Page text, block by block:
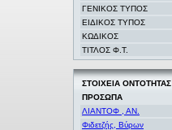
ΓΕΝΙΚΟΣ ΤΥΠΟΣ
ΕΙΔΙΚΟΣ ΤΥΠΟΣ
ΚΩΔΙΚΟΣ
ΤΙΤΛΟΣ Φ.Τ.
ΣΤΟΙΧΕΙΑ ΟΝΤΟΤΗΤΑΣ
ΠΡΟΣΩΠΑ
ΛΙΑΝΤΟΦ , ΑΝ.
Φιδετζής, Βύρων